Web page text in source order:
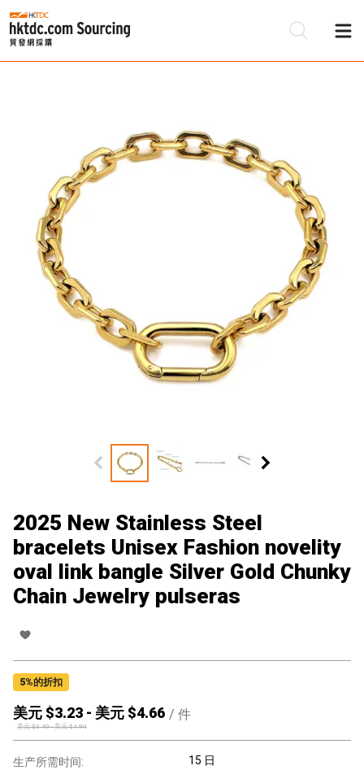
2025 New Stainless Steel
bracelets Unisex Fashion novelity
oval link bangle Silver Gold Chunky
Chain Jewelry pulseras
5%的折扣
美元 $3.23 - 美元 $4.66 / 件
美元 $3.40-美元 $4.90
生产所需时间: 15 日